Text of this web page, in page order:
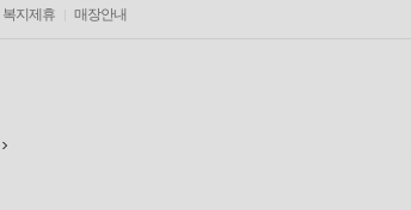
복지제휴 매장안내